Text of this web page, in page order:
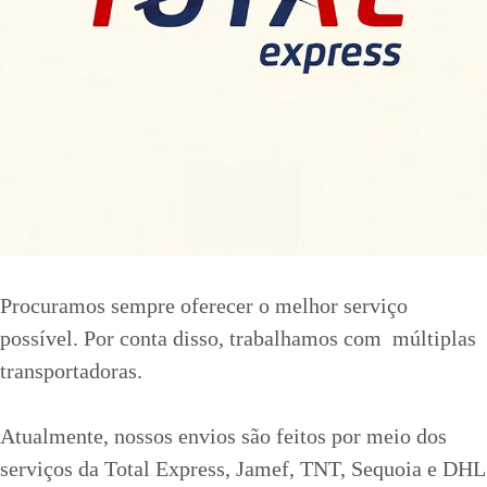
Procuramos sempre oferecer o melhor serviço
possível. Por conta disso, trabalhamos com múltiplas
transportadoras.
Atualmente, nossos envios são feitos por meio dos
serviços da Total Express, Jamef, TNT, Sequoia e DHL